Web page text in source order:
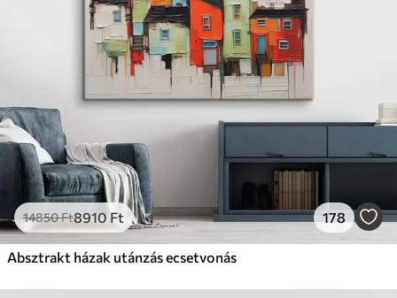
14850Ft8910 Ft 178
Absztrakt házak utánzás ecsetvonás